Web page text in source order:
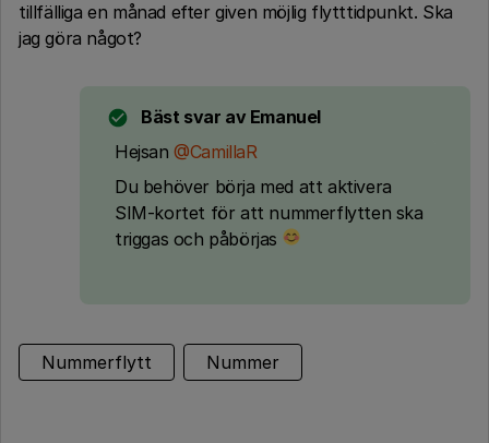
tillfälliga en månad efter given möjlig flytttidpunkt. Ska
jag göra något?
Bäst svar av Emanuel
Hejsan@CamillaR
Du behöver börja med att aktivera
SIM-kortet för att nummerflytten ska
triggas och påbörjas
Nummerflytt Nummer